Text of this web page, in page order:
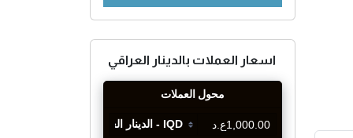
اسعار العملات بالدينار العراقي